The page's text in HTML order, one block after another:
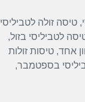
,טיסה זולה לטביליסי
לטביליסי בזול,
אחד,טיסות זולות
בספטמבר,